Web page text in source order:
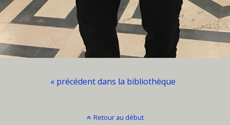
« précédent dans la bibliothèque
Retour au début